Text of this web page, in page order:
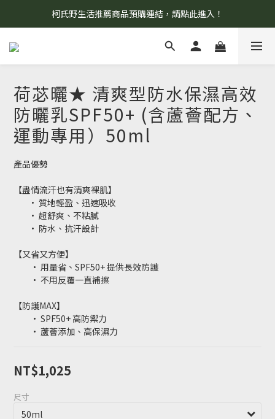
8/7 當天暫停開放工作室。請見諒！
柯氏野生活推薦商品預購連結，請點此進入！
8/7 當天暫停開放工作室。請見諒！
荷苾曬★ 清爽型防水保濕高效
防曬乳SPF50+ (含蘆薈配方、
運動專用）50ml
產品優勢
【盡情流汗也有清爽裸肌】
	• 質地輕盈、迅速吸收
        • 超舒爽、不粘膩
	• 防水、抗汗設計
【又省又方便】
         • 用量省、SPF50+ 提供長效防護
         • 不用反覆一直補擦
【防護MAX】
         • SPF50+ 高防禦力
         • 蘆薈添加、高保濕力
NT$1,025
尺寸